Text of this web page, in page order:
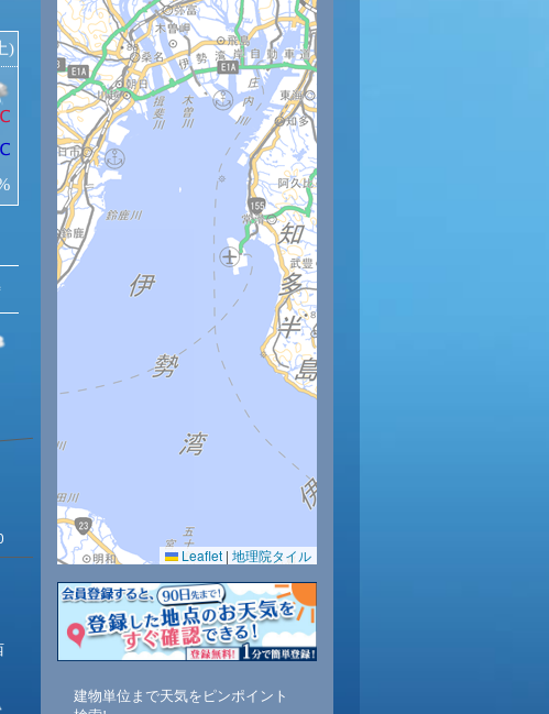
)
10時 12時 13時 14時
27 29 29
70 66 62 60
南西 南西 南
Leaflet | 地理院タイル
建物単位まで天気をピンポイント